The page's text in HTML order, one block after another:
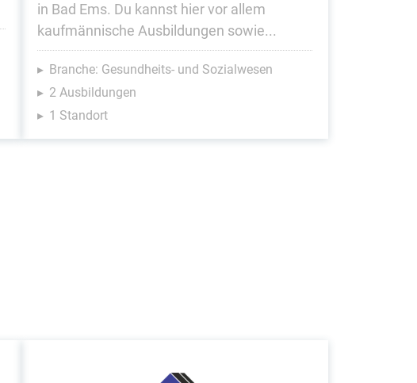
in Bad Ems. Du kannst hier vor allem
kaufmännische Ausbildungen sowie...
Branche: Gesundheits- und Sozialwesen
2 Ausbildungen
1 Standort